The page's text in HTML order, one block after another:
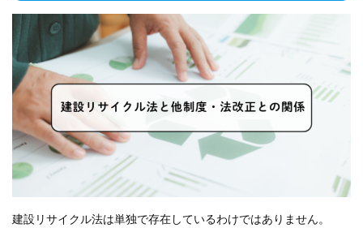
建設リサイクル法は単独で存在しているわけではありません。